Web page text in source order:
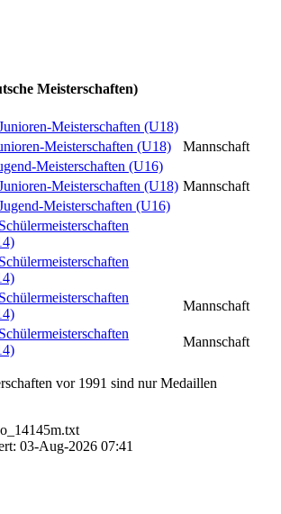
Meisterschaften)
Meisterschaften (U18)
Meisterschaften (U18)
Mannschaft
Meisterschaften (U16)
Meisterschaften (U18) Mannschaft
Meisterschaften (U16)
Mannschaft
Mannschaft
vor 1991 sind nur Medaillen
03-Aug-2026 07:41